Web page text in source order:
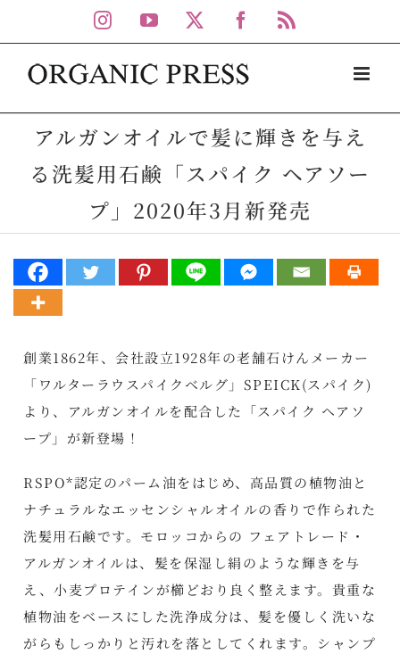
to
content
Instagram
YouTube Facebook
アルガンオイルで髪に輝きを与え
る洗髪用石鹸「スパイク ヘアソー
プ」2020年3月新発売
創業1862年、会社設立1928年の老舗石けんメーカー
「ワルターラウスパイクベルグ」SPEICK(スパイク)
より、アルガンオイルを配合した「スパイク ヘアソ
ープ」が新登場！
RSPO*認定のパーム油をはじめ、高品質の植物油と
ナチュラルなエッセンシャルオイルの香りで作られた
洗髪用石鹸です。モロッコからの フェアトレード・
アルガンオイルは、髪を保湿し絹のような輝きを与
え、小麦プロテインが櫛どおり良く整えます。貴重な
植物油をベースにした洗浄成分は、髪を優しく洗いな
がらもしっかりと汚れを落としてくれます。シャンプ